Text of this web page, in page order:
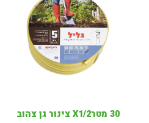
30 מטרX1/2 צינור גן צהוב